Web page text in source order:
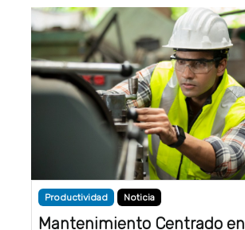
Productividad Noticia
Mantenimiento Centrado en